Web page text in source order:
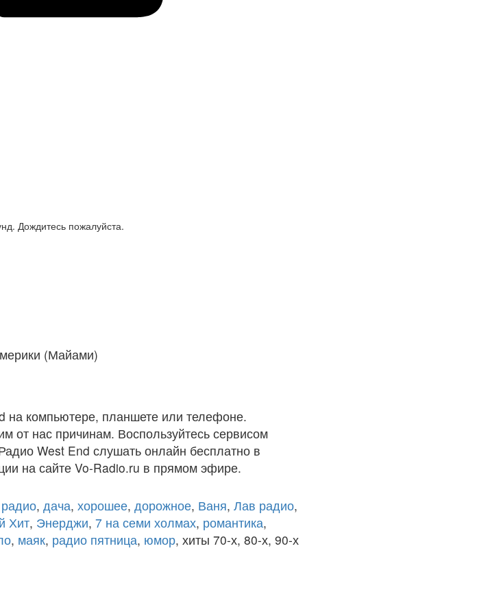
Дождитесь пожалуйста.
(Майами)
на компьютере, планшете или телефоне.
от нас причинам. Воспользуйтесь сервисом
West End слушать онлайн бесплатно в
на сайте Vo-Radio.ru в прямом эфире.
, дача, хорошее, дорожное, Ваня, Лав радио,
Хит, Энерджи, 7 на семи холмах, романтика,
, маяк, радио пятница, юмор, хиты 70-х, 80-х, 90-х